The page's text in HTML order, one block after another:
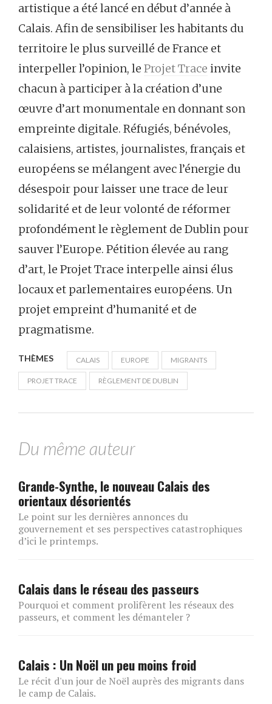
artistique a été lancé en début d’année à
Calais. Afin de sensibiliser les habitants du
territoire le plus surveillé de France et
interpeller l’opinion, le Projet Trace invite
chacun à participer à la création d’une
œuvre d’art monumentale en donnant son
empreinte digitale. Réfugiés, bénévoles,
calaisiens, artistes, journalistes, français et
européens se mélangent avec l’énergie du
désespoir pour laisser une trace de leur
solidarité et de leur volonté de réformer
profondément le règlement de Dublin pour
sauver l’Europe. Pétition élevée au rang
d’art, le Projet Trace interpelle ainsi élus
locaux et parlementaires européens. Un
projet empreint d’humanité et de
pragmatisme.
THÈMES CALAIS EUROPE MIGRANTS
PROJET TRACE RÈGLEMENT DE DUBLIN
Du même auteur
Grande-Synthe, le nouveau Calais des
orientaux désorientés
Le point sur les dernières annonces du
gouvernement et ses perspectives catastrophiques
d’ici le printemps.
Calais dans le réseau des passeurs
Pourquoi et comment prolifèrent les réseaux des
passeurs, et comment les démanteler ?
Calais : Un Noël un peu moins froid
Le récit d'un jour de Noël auprès des migrants dans
le camp de Calais.